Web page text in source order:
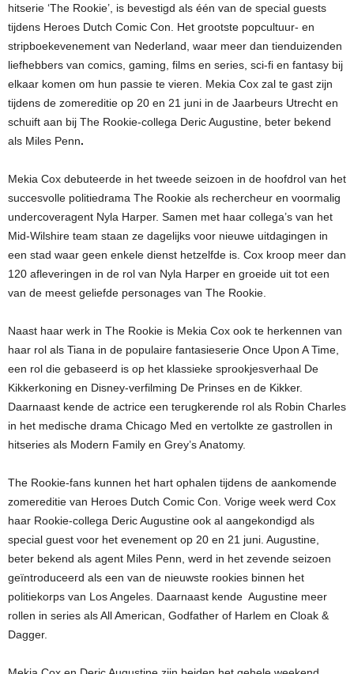
hitserie ‘The Rookie’, is bevestigd als één van de special guests
tijdens Heroes Dutch Comic Con. Het grootste popcultuur- en
stripboekevenement van Nederland, waar meer dan tienduizenden
liefhebbers van comics, gaming, films en series, sci-fi en fantasy bij
elkaar komen om hun passie te vieren. Mekia Cox zal te gast zijn
tijdens de zomereditie op 20 en 21 juni in de Jaarbeurs Utrecht en
schuift aan bij The Rookie-collega Deric Augustine, beter bekend
als Miles Penn.
Mekia Cox debuteerde in het tweede seizoen in de hoofdrol van het
succesvolle politiedrama The Rookie als rechercheur en voormalig
undercoveragent Nyla Harper. Samen met haar collega’s van het
Mid-Wilshire team staan ze dagelijks voor nieuwe uitdagingen in
een stad waar geen enkele dienst hetzelfde is. Cox kroop meer dan
120 afleveringen in de rol van Nyla Harper en groeide uit tot een
van de meest geliefde personages van The Rookie.
Naast haar werk in The Rookie is Mekia Cox ook te herkennen van
haar rol als Tiana in de populaire fantasieserie Once Upon A Time,
een rol die gebaseerd is op het klassieke sprookjesverhaal De
Kikkerkoning en Disney-verfilming De Prinses en de Kikker.
Daarnaast kende de actrice een terugkerende rol als Robin Charles
in het medische drama Chicago Med en vertolkte ze gastrollen in
hitseries als Modern Family en Grey’s Anatomy.
The Rookie-fans kunnen het hart ophalen tijdens de aankomende
zomereditie van Heroes Dutch Comic Con. Vorige week werd Cox
haar Rookie-collega Deric Augustine ook al aangekondigd als
special guest voor het evenement op 20 en 21 juni. Augustine,
beter bekend als agent Miles Penn, werd in het zevende seizoen
geïntroduceerd als een van de nieuwste rookies binnen het
politiekorps van Los Angeles. Daarnaast kende Augustine meer
rollen in series als All American, Godfather of Harlem en Cloak &
Dagger.